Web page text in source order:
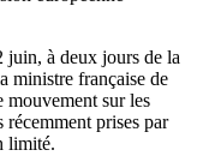
juin, à deux jours de la
ministre française de
mouvement sur les
récemment prises par
limité.